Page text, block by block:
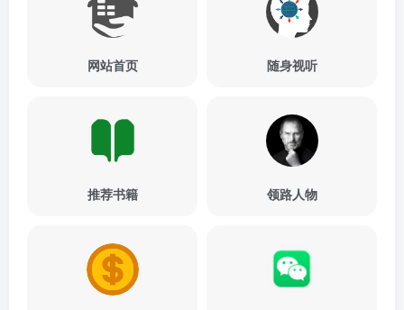
网站首页 随身视听
推荐书籍 领路人物